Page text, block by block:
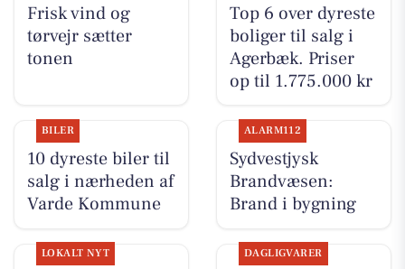
Frisk vind og
tørvejr sætter
tonen
Top 6 over dyreste
boliger til salg i
Agerbæk. Priser
op til 1.775.000 kr
BILER
10 dyreste biler til
salg i nærheden af
Varde Kommune
ALARM112
Sydvestjysk
Brandvæsen:
Brand i bygning
LOKALT NYT DAGLIGVARER